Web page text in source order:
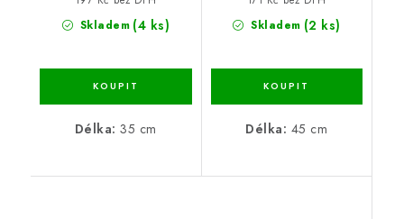
Skladem (4 ks)
Délka: 35 cm
Skladem (2 ks)
Délka: 45 cm